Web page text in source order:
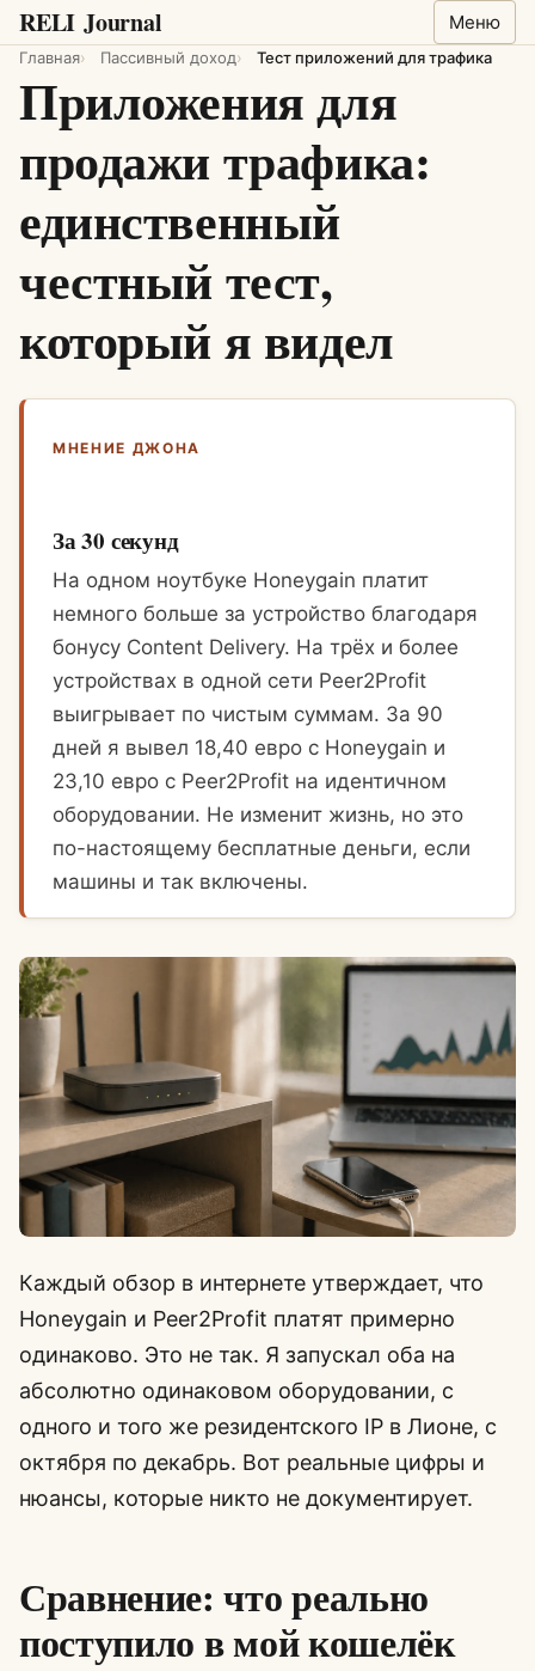
RELI Journal Меню
Главная Пассивный доход Тест приложений для трафика
Приложения для
продажи трафика:
единственный
честный тест,
который я видел
МНЕНИЕ ДЖОНА
За 30 секунд
На одном ноутбуке Honeygain платит
немного больше за устройство благодаря
бонусу Content Delivery. На трёх и более
устройствах в одной сети Peer2Profit
выигрывает по чистым суммам. За 90
дней я вывел 18,40 евро с Honeygain и
23,10 евро с Peer2Profit на идентичном
оборудовании. Не изменит жизнь, но это
по-настоящему бесплатные деньги, если
машины и так включены.
Каждый обзор в интернете утверждает, что
Honeygain и Peer2Profit платят примерно
одинаково. Это не так. Я запускал оба на
абсолютно одинаковом оборудовании, с
одного и того же резидентского IP в Лионе, с
октября по декабрь. Вот реальные цифры и
нюансы, которые никто не документирует.
Сравнение: что реально
поступило в мой кошелёк